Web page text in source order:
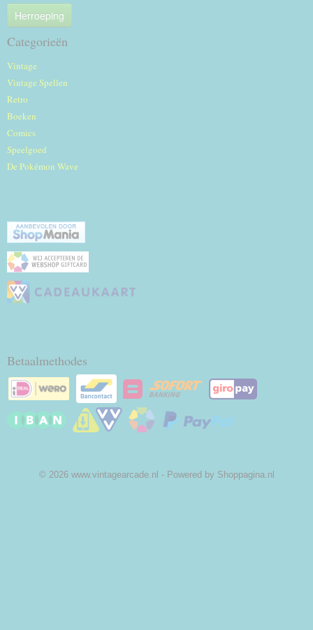
Herroeping
Categorieën
Vintage
Vintage Spellen
Retro
Boeken
Comics
Speelgoed
De Pokémon Wave
Betaalmethodes
© 2026 www.vintagearcade.nl - Powered by Shoppagina.nl